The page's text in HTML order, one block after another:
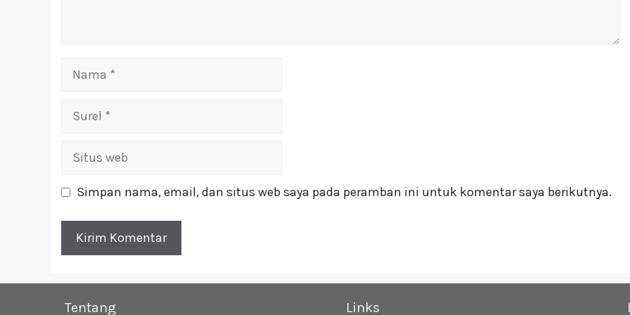
Nama
Surel
Situs
Simpan nama, email, dan situs web saya pada peramban ini untuk komentar saya berikutnya.
Tentang Links